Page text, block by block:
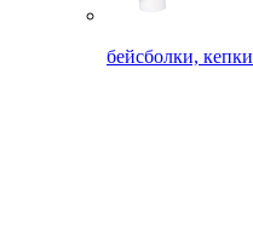
бейсболки, кепки